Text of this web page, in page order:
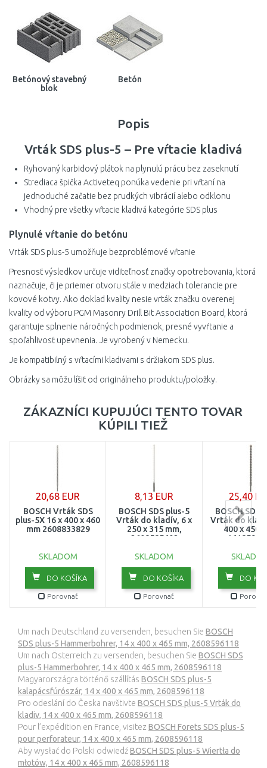
Betónový stavebný
blok
Betón
Popis
Vrták SDS plus-5 – Pre vŕtacie kladivá
Ryhovaný karbidový plátok na plynulú prácu bez zaseknutí
Strediaca špička Activeteq ponúka vedenie pri vŕtaní na
jednoduché začatie bez prudkých vibrácií alebo odklonu
Vhodný pre všetky vŕtacie kladivá kategórie SDS plus
Plynulé vŕtanie do betónu
Vrták SDS plus-5 umožňuje bezproblémové vŕtanie
Presnosť výsledkov určuje viditeľnosť značky opotrebovania, ktorá
naznačuje, či je priemer otvoru stále v medziach tolerancie pre
kovové kotvy. Ako doklad kvality nesie vrták značku overenej
kvality od výboru PGM Masonry Drill Bit Association Board, ktorá
garantuje splnenie náročných podmienok, presné vyvŕtanie a
spoľahlivosť upevnenia. Je vyrobený v Nemecku.
Je kompatibilný s vŕtacími kladivami s držiakom SDS plus.
Obrázky sa môžu líšiť od originálneho produktu/položky.
ZÁKAZNÍCI KUPUJÚCI TENTO TOVAR
KÚPILI TIEŽ
20,68 EUR
BOSCH Vrták SDS
plus-5X 16 x 400 x 460
mm 2608833829
SKLADOM
DO KOŠÍKA
Porovnať
8,13 EUR
BOSCH SDS plus-5
Vrták do kladív, 6 x
250 x 315 mm,
2608585602
SKLADOM
DO KOŠÍKA
Porovnať
25,40
BOSCH SDS
Vrták do
400 x 450
DO
Um nach Deutschland zu versenden, besuchen Sie BOSCH
SDS plus-5 Hammerbohrer, 14 x 400 x 465 mm, 2608596118
Um nach Österreich zu versenden, besuchen Sie BOSCH SDS
plus-5 Hammerbohrer, 14 x 400 x 465 mm, 2608596118
Magyarországra történő szállítás BOSCH SDS plus-5
kalapácsfúrószár, 14 x 400 x 465 mm, 2608596118
Pro odeslání do Česka navštivte BOSCH SDS plus-5 Vrták do
kladiv, 14 x 400 x 465 mm, 2608596118
Pour l’expédition en France, visitez BOSCH Forets SDS plus-5
pour perforateur, 14 x 400 x 465 mm, 2608596118
Aby wysłać do Polski odwiedźBOSCH SDS plus-5 Wiertła do
młotów, 14 x 400 x 465 mm, 2608596118